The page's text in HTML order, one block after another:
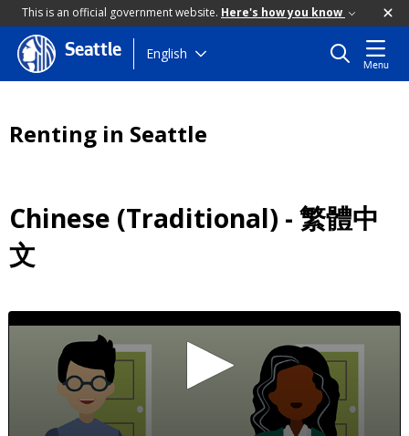
This is an official government website. Here's how you know
Skip
to
Seattle English
Menu
Renting in Seattle
Chinese (Traditional) - 繁體中
文